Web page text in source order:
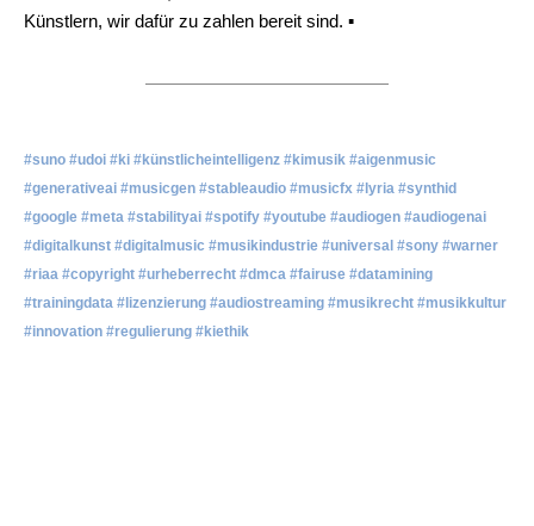
Künstlern, wir dafür zu zahlen bereit sind. ▪
#suno #udoi #ki #künstlicheintelligenz #kimusik #aigenmusic
#generativeai #musicgen #stableaudio #musicfx #lyria #synthid
#google #meta #stabilityai #spotify #youtube #audiogen #audiogenai
#digitalkunst #digitalmusic #musikindustrie #universal #sony #warner
#riaa #copyright #urheberrecht #dmca #fairuse #datamining
#trainingdata #lizenzierung #audiostreaming #musikrecht #musikkultur
#innovation #regulierung #kiethik